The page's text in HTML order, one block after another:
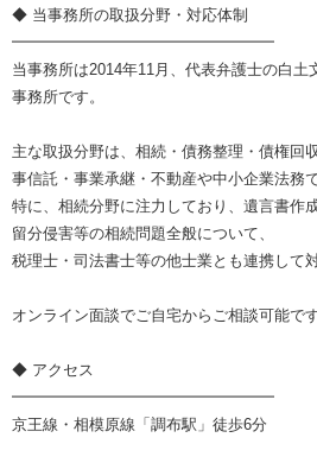
◆ 当事務所の取扱分野・対応体制
━━━━━━━━━━━━━━━━━
当事務所は2014年11月、代表弁護士の白
事務所です。
主な取扱分野は、相続・債務整理・債権回
事信託・事業承継・不動産や中小企業法務で
特に、相続分野に注力しており、遺言書作
留分侵害等の相続問題全般について、
税理士・司法書士等の他士業とも連携して
オンライン面談でご自宅からご相談可能です
◆ アクセス
━━━━━━━━━━━━━━━━━
京王線・相模原線「調布駅」徒歩6分